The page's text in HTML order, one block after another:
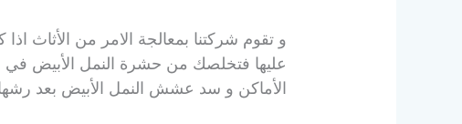
و تقوم شركتنا بمعالجة الامر من الأثاث
عليها فتخلصك من حشرة النمل الأبيض في
الأماكن و سد عشش النمل الأبيض بعد